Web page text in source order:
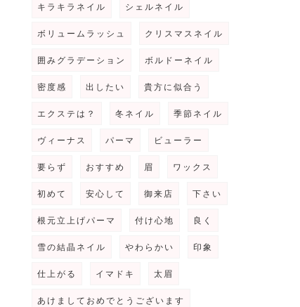
キラキラネイル シェルネイル
ボリュームラッシュ クリスマスネイル
囲みグラデーション ボルドーネイル
密度感 出したい 貴方に似合う
エクステは？ 冬ネイル 季節ネイル
ヴィーナス パーマ ビューラー
要らず おすすめ 眉 ワックス
初めて 安心して 御来店 下さい
根元立上げパーマ 付け心地 良く
雪の結晶ネイル やわらかい 印象
仕上がる イマドキ 太眉
あけましておめでとうございます